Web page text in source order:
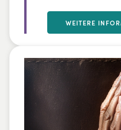
spricht und wie
Stimme im
einen gesunden
prophetischen
WEITERE